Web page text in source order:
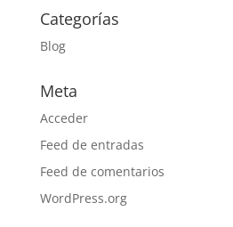
Categorías
Blog
Meta
Acceder
Feed de entradas
Feed de comentarios
WordPress.org